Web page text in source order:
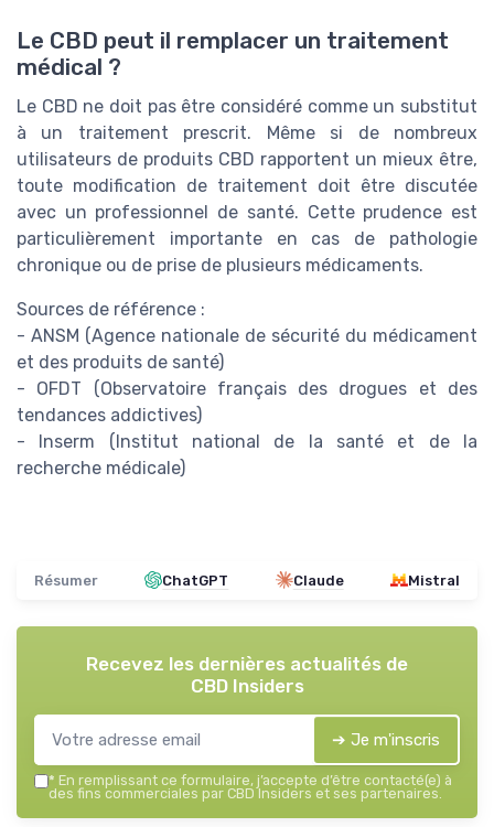
Le CBD peut il remplacer un traitement
médical ?
Le CBD ne doit pas être considéré comme un substitut
à un traitement prescrit. Même si de nombreux
utilisateurs de produits CBD rapportent un mieux être,
toute modification de traitement doit être discutée
avec un professionnel de santé. Cette prudence est
particulièrement importante en cas de pathologie
chronique ou de prise de plusieurs médicaments.
Sources de référence :
- ANSM (Agence nationale de sécurité du médicament
et des produits de santé)
- OFDT (Observatoire français des drogues et des
tendances addictives)
- Inserm (Institut national de la santé et de la
recherche médicale)
Résumer ChatGPT Claude Mistral
Recevez les dernières actualités de
CBD Insiders
➔ Je m'inscris
* En remplissant ce formulaire, j’accepte d’être contacté(e) à
des fins commerciales par CBD Insiders et ses partenaires.